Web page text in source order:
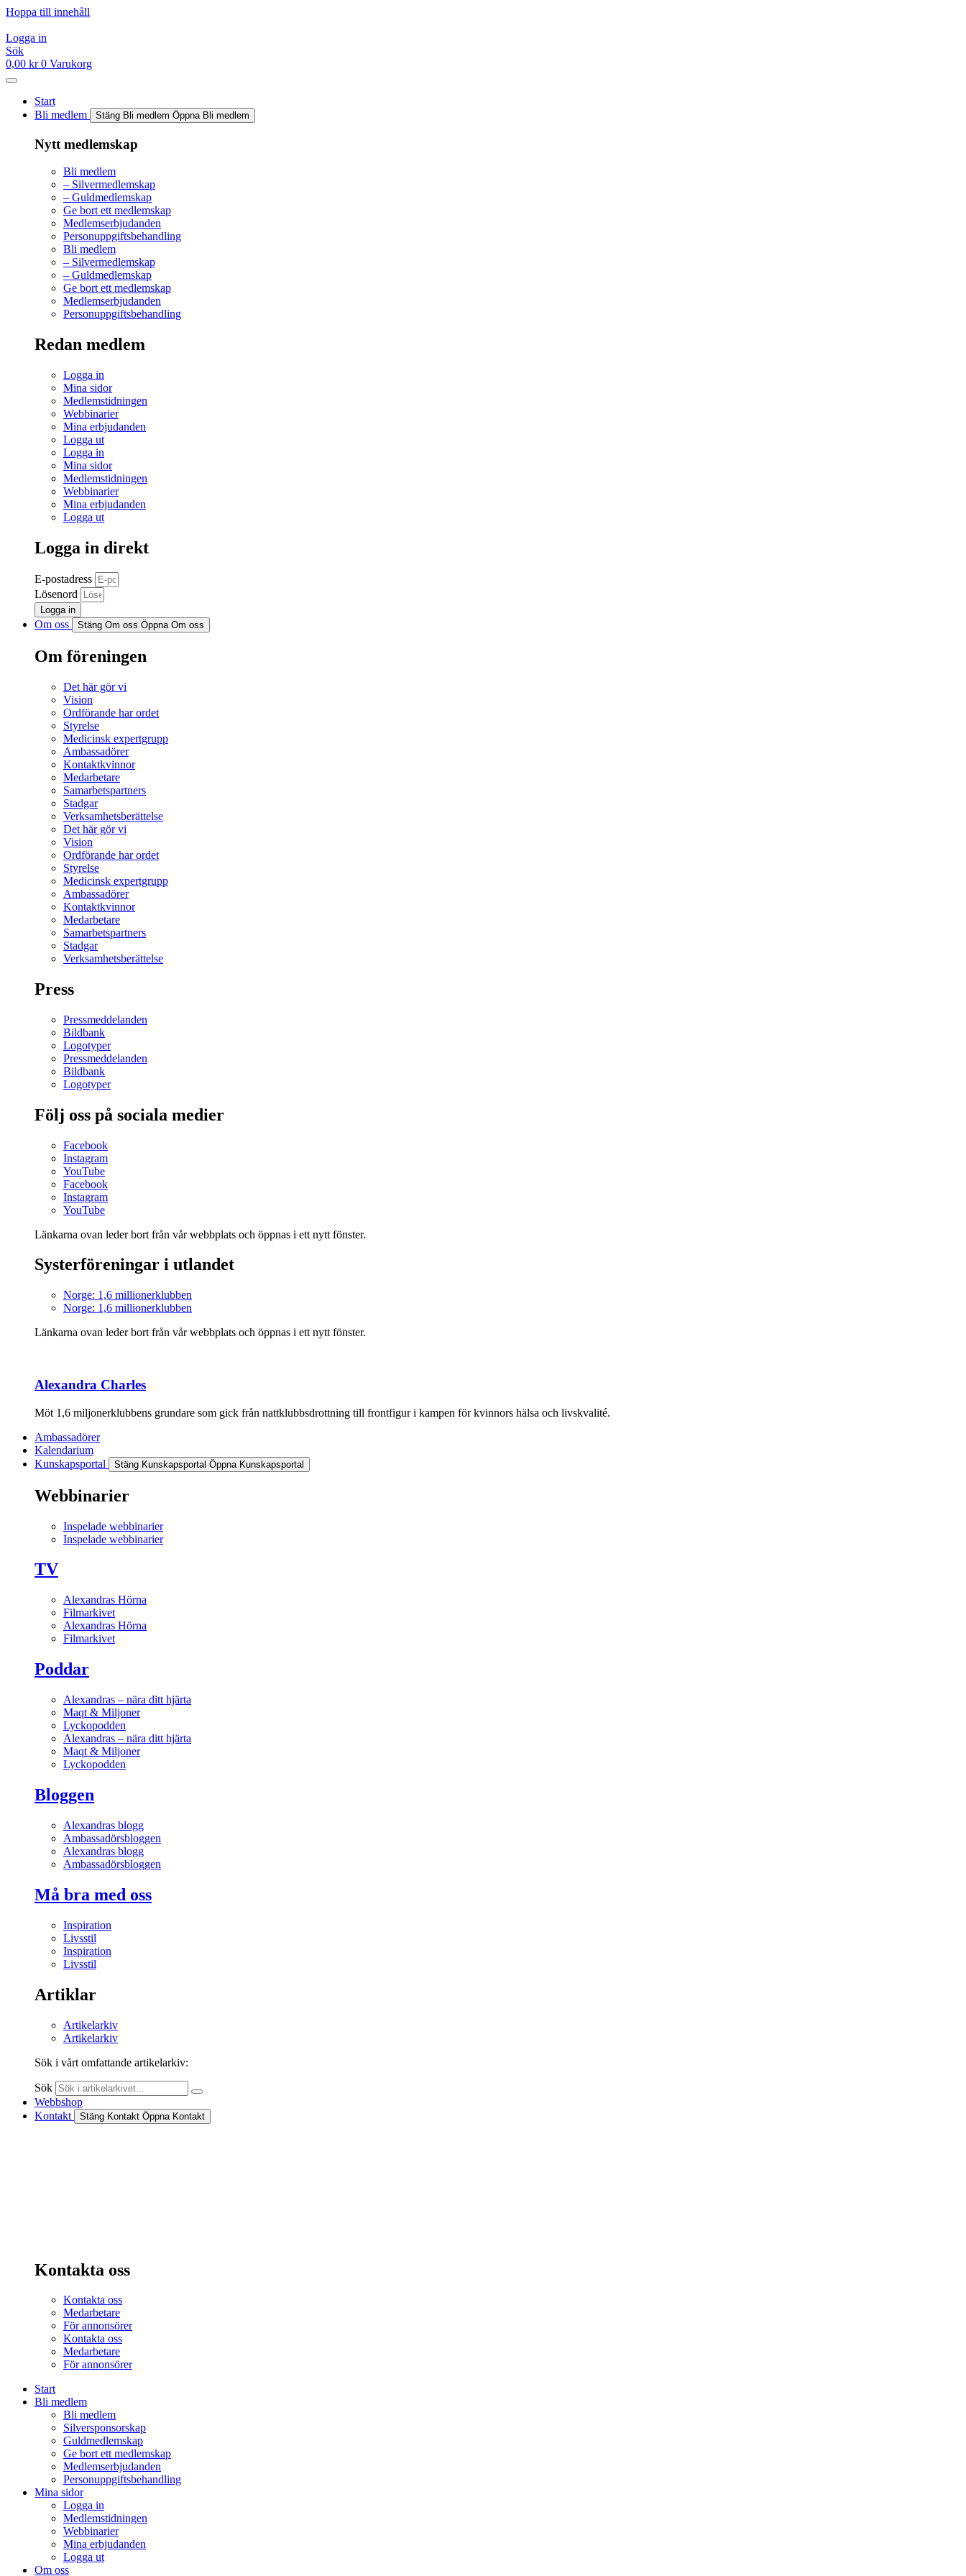
Hoppa till innehåll
Logga in
Sök
0,00 kr 0 Varukorg
Start
Bli medlem
Stäng Bli medlem Öppna Bli medlem
Nytt medlemskap
Bli medlem
– Silvermedlemskap
– Guldmedlemskap
Ge bort ett medlemskap
Medlemserbjudanden
Personuppgiftsbehandling
Bli medlem
– Silvermedlemskap
– Guldmedlemskap
Ge bort ett medlemskap
Medlemserbjudanden
Personuppgiftsbehandling
Redan medlem
Logga in
Mina sidor
Medlemstidningen
Webbinarier
Mina erbjudanden
Logga ut
Logga in
Mina sidor
Medlemstidningen
Webbinarier
Mina erbjudanden
Logga ut
Logga in direkt
E-postadress
Lösenord
Logga in
Om oss Stäng Om oss Öppna Om oss
Om föreningen
Det här gör vi
Vision
Ordförande har ordet
Styrelse
Medicinsk expertgrupp
Ambassadörer
Kontaktkvinnor
Medarbetare
Samarbetspartners
Stadgar
Verksamhetsberättelse
Det här gör vi
Vision
Ordförande har ordet
Styrelse
Medicinsk expertgrupp
Ambassadörer
Kontaktkvinnor
Medarbetare
Samarbetspartners
Stadgar
Verksamhetsberättelse
Press
Pressmeddelanden
Bildbank
Logotyper
Pressmeddelanden
Bildbank
Logotyper
Följ oss på sociala medier
Facebook
Instagram
YouTube
Facebook
Instagram
YouTube
Länkarna ovan leder bort från vår webbplats och öppnas i ett nytt fönster.
Systerföreningar i utlandet
Norge: 1,6 millionerklubben
Norge: 1,6 millionerklubben
Länkarna ovan leder bort från vår webbplats och öppnas i ett nytt fönster.
Alexandra Charles
Möt 1,6 miljonerklubbens grundare som gick från nattklubbsdrottning till frontfigur i kampen för kvinnors hälsa och livskvalité.
Ambassadörer
Kalendarium
Kunskapsportal
Stäng Kunskapsportal Öppna Kunskapsportal
Webbinarier
Inspelade webbinarier
Inspelade webbinarier
TV
Alexandras Hörna
Filmarkivet
Alexandras Hörna
Filmarkivet
Poddar
Alexandras – nära ditt hjärta
Maqt & Miljoner
Lyckopodden
Alexandras – nära ditt hjärta
Maqt & Miljoner
Lyckopodden
Bloggen
Alexandras blogg
Ambassadörsbloggen
Alexandras blogg
Ambassadörsbloggen
Må bra med oss
Inspiration
Livsstil
Inspiration
Livsstil
Artiklar
Artikelarkiv
Artikelarkiv
Sök i vårt omfattande artikelarkiv:
Sök
Webbshop
Kontakt
Stäng Kontakt Öppna Kontakt
Kontakta oss
Kontakta oss
Medarbetare
För annonsörer
Kontakta oss
Medarbetare
För annonsörer
Start
Bli medlem
Bli medlem
Silversponsorskap
Guldmedlemskap
Ge bort ett medlemskap
Medlemserbjudanden
Personuppgiftsbehandling
Mina sidor
Logga in
Medlemstidningen
Webbinarier
Mina erbjudanden
Logga ut
Om oss